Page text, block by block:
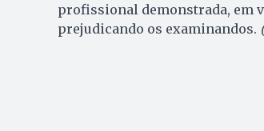
profissional demonstrada, em
prejudicando os examinandos.